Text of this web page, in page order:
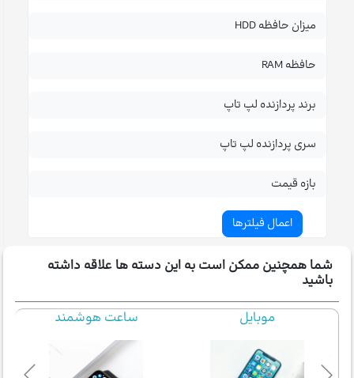
میزان حافظه HDD
حافظه RAM
برند پردازنده لپ تاپ
سری پردازنده لپ تاپ
بازه قیمت
شما همچنین ممکن است به این دسته ها علاقه داشته
باشید
موبایل
ساعت هوشمند